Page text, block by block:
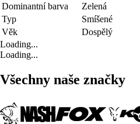
Dominantní barva
Zelená
Typ
Smíšené
Věk
Dospělý
Loading...
Loading...
Všechny naše značky